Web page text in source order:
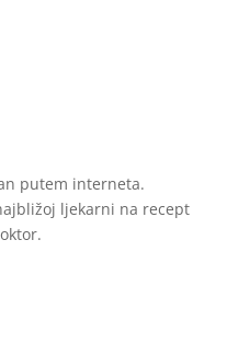
putem interneta.
ljekarni na recept